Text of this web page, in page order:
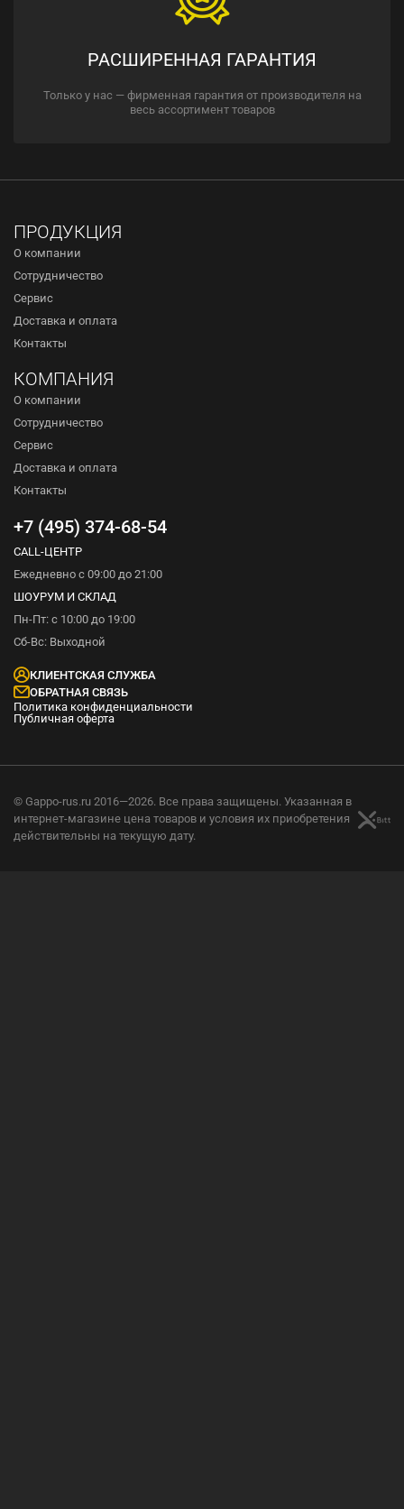
РАСШИРЕННАЯ ГАРАНТИЯ
Только у нас — фирменная гарантия от производителя на
весь ассортимент товаров
ПРОДУКЦИЯ
О компании
Сотрудничество
Сервис
Доставка и оплата
Контакты
КОМПАНИЯ
О компании
Сотрудничество
Сервис
Доставка и оплата
Контакты
+7 (495) 374-68-54
CALL-ЦЕНТР
Ежедневно с 09:00 до 21:00
ШОУРУМ И СКЛАД
Пн-Пт: с 10:00 до 19:00
Сб-Вс: Выходной
КЛИЕНТСКАЯ СЛУЖБА
ОБРАТНАЯ СВЯЗЬ
Политика конфиденциальности
Публичная оферта
© Gappo-rus.ru 2016—2026. Все права защищены. Указанная в
интернет-магазине цена товаров и условия их приобретения
действительны на текущую дату.